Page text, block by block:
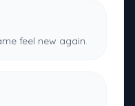
feel new again.